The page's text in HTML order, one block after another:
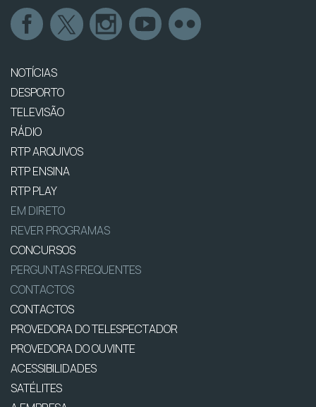
NOTÍCIAS
DESPORTO
TELEVISÃO
RÁDIO
RTP ARQUIVOS
RTP ENSINA
RTP PLAY
EM DIRETO
REVER PROGRAMAS
CONCURSOS
PERGUNTAS FREQUENTES
CONTACTOS
CONTACTOS
PROVEDORA DO TELESPECTADOR
PROVEDORA DO OUVINTE
ACESSIBILIDADES
SATÉLITES